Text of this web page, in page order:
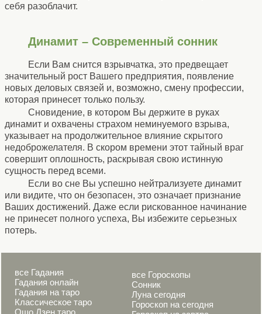
себя разоблачит.
Динамит – Современный сонник
Если Вам снится взрывчатка, это предвещает
значительный рост Вашего предприятия, появление
новых деловых связей и, возможно, смену профессии,
которая принесет только пользу.
Сновидение, в котором Вы держите в руках
динамит и охвачены страхом неминуемого взрыва,
указывает на продолжительное влияние скрытого
недоброжелателя. В скором времени этот тайный враг
совершит оплошность, раскрывая свою истинную
сущность перед всеми.
Если во сне Вы успешно нейтрализуете динамит
или видите, что он безопасен, это означает признание
Ваших достижений. Даже если рискованное начинание
не принесет полного успеха, Вы избежите серьезных
потерь.
все Гадания
Гадания онлайн
Гадания на таро
Классическое таро
Ошо Дзен таро
все Гороскопы
Сонник
Луна сегодня
Гороскоп на сегодня